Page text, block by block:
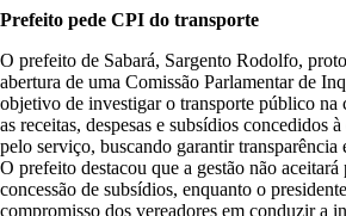
Prefeito pede CPI do transporte
O prefeito de Sabará, Sargento Rodolfo,
abertura de uma Comissão Parlamentar de
objetivo de investigar o transporte público na
as receitas, despesas e subsídios concedidos
pelo serviço, buscando garantir transparência
O prefeito destacou que a gestão não aceitará
concessão de subsídios, enquanto o
compromisso dos vereadores em conduzir a